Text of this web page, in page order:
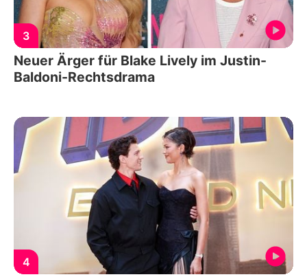
3
Neuer Ärger für Blake Lively im Justin-
Baldoni-Rechtsdrama
4